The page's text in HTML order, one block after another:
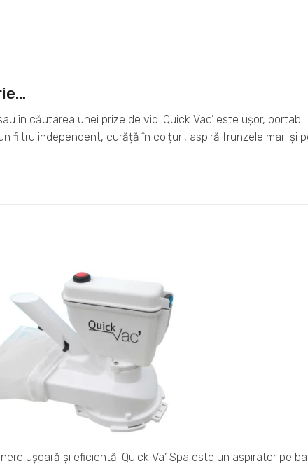
în căutarea unei prize de vid. Quick Vac’ este ușor,
filtru independent, curăță în colțuri, aspiră frunzele mari și
ușoară și eficientă. Quick Va’ Spa este un aspirator pe